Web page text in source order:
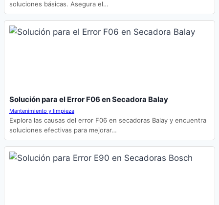
soluciones básicas. Asegura el…
Solución para el Error F06 en Secadora Balay
Mantenimiento y limpieza
Explora las causas del error F06 en secadoras Balay y encuentra
soluciones efectivas para mejorar…